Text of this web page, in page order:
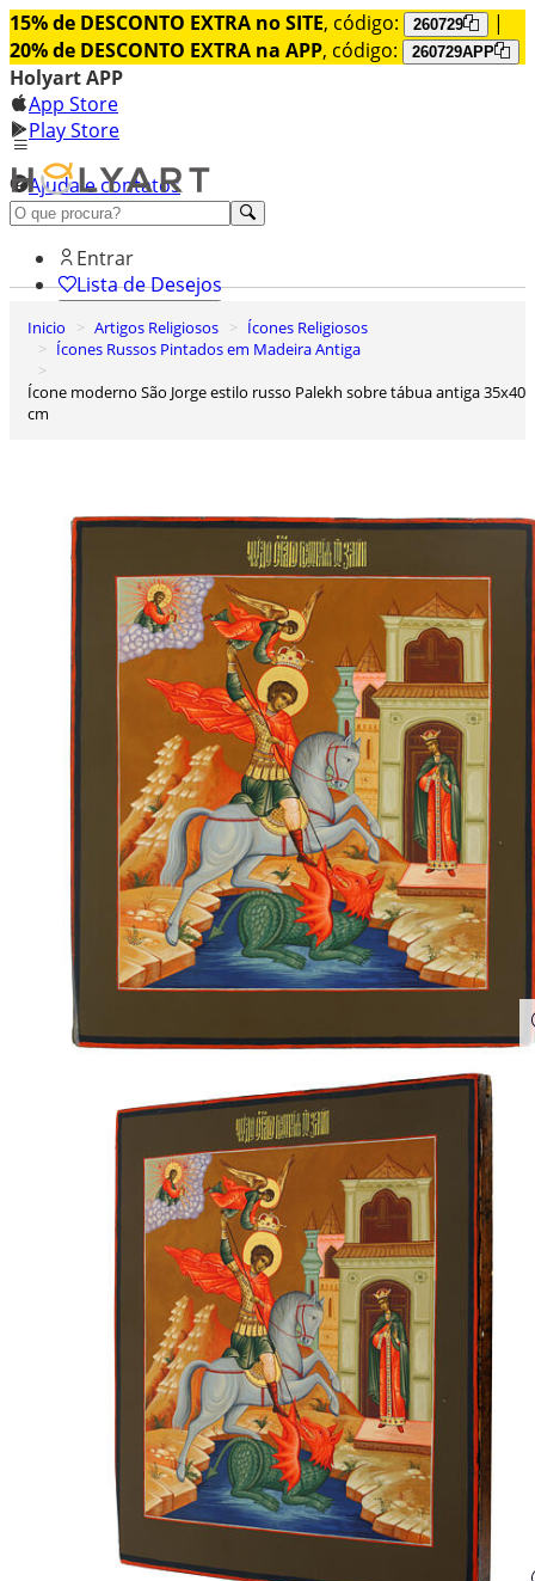
15% de DESCONTO EXTRA no SITE, código: 260729
|
20% de DESCONTO EXTRA na APP, código: 260729APP
Holyart APP
App Store
Play Store
Ajuda e contatos
Conheça premium
Entrar
Lista de Desejos
0
Carrinho de Compras
Inicio Artigos Religiosos
Ícones Religiosos
Ícones Russos Pintados em Madeira Antiga
Ícone moderno São Jorge estilo russo Palekh sobre tábua antiga 35x40
cm